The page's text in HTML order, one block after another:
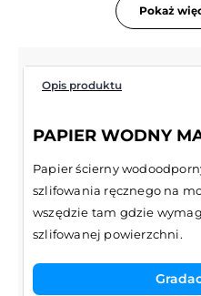
Pokaż
Opis produktu
PAPIER WODNY
Papier ścierny
szlifowania ręcznego na
wszędzie tam gdzie
szlifowanej powierzchni.